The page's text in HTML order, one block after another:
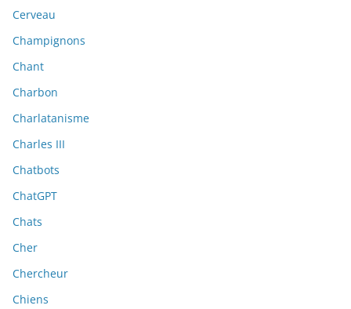
Cerveau
Champignons
Chant
Charbon
Charlatanisme
Charles III
Chatbots
ChatGPT
Chats
Cher
Chercheur
Chiens